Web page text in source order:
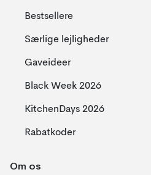
Bestsellere
Særlige lejligheder
Gaveideer
Black Week 2026
KitchenDays 2026
Rabatkoder
Om os